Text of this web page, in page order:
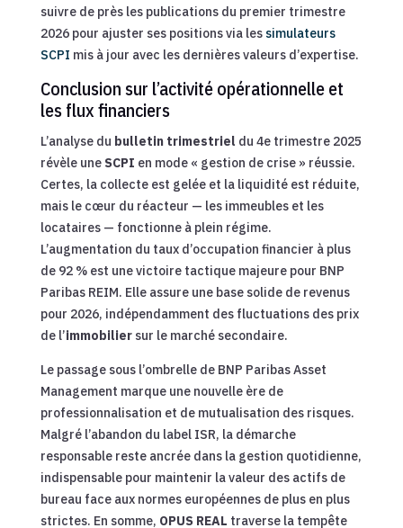
suivre de près les publications du premier trimestre
2026 pour ajuster ses positions via les simulateurs
SCPI mis à jour avec les dernières valeurs d’expertise.
Conclusion sur l’activité opérationnelle et
les flux financiers
L’analyse du bulletin trimestriel du 4e trimestre 2025
révèle une SCPI en mode « gestion de crise » réussie.
Certes, la collecte est gelée et la liquidité est réduite,
mais le cœur du réacteur — les immeubles et les
locataires — fonctionne à plein régime.
L’augmentation du taux d’occupation financier à plus
de 92 % est une victoire tactique majeure pour BNP
Paribas REIM. Elle assure une base solide de revenus
pour 2026, indépendamment des fluctuations des prix
de l’immobiliersur le marché secondaire.
Le passage sous l’ombrelle de BNP Paribas Asset
Management marque une nouvelle ère de
professionnalisation et de mutualisation des risques.
Malgré l’abandon du label ISR, la démarche
responsable reste ancrée dans la gestion quotidienne,
indispensable pour maintenir la valeur des actifs de
bureau face aux normes européennes de plus en plus
strictes. En somme, OPUS REAL traverse la tempête